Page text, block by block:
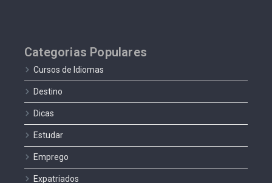
Categorias Populares
Cursos de Idiomas
Destino
Dicas
Estudar
Emprego
Expatriados